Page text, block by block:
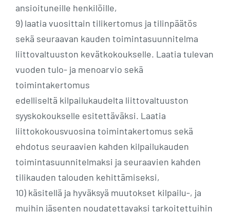
ansioituneille henkilöille,
9) laatia vuosittain tilikertomus ja tilinpäätös
sekä seuraavan kauden toimintasuunnitelma
liittovaltuuston kevätkokoukselle. Laatia tulevan
vuoden tulo- ja menoarvio sekä
toimintakertomus
edelliseltä kilpailukaudelta liittovaltuuston
syyskokoukselle esitettäväksi. Laatia
liittokokousvuosina toimintakertomus sekä
ehdotus seuraavien kahden kilpailukauden
toimintasuunnitelmaksi ja seuraavien kahden
tilikauden talouden kehittämiseksi,
10) käsitellä ja hyväksyä muutokset kilpailu-, ja
muihin jäsenten noudatettavaksi tarkoitettuihin